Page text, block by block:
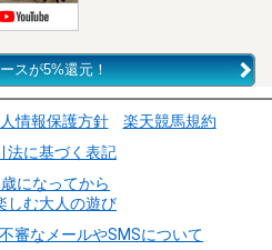
スが5%還元！
情報保護方針
楽天競馬規約
法に基づく表記
になってから
しむ大人の遊び
審なメールやSMSについて